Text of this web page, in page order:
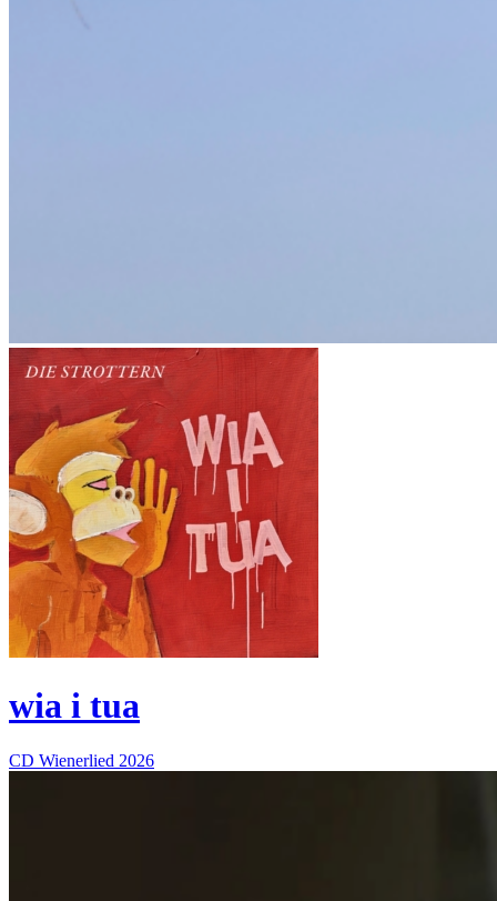
wia i tua
CD Wienerlied 2026